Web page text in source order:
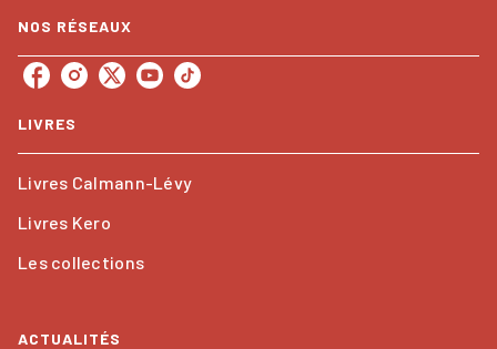
NOS RÉSEAUX
LIVRES
Livres Calmann-Lévy
Livres Kero
Les collections
ACTUALITÉS